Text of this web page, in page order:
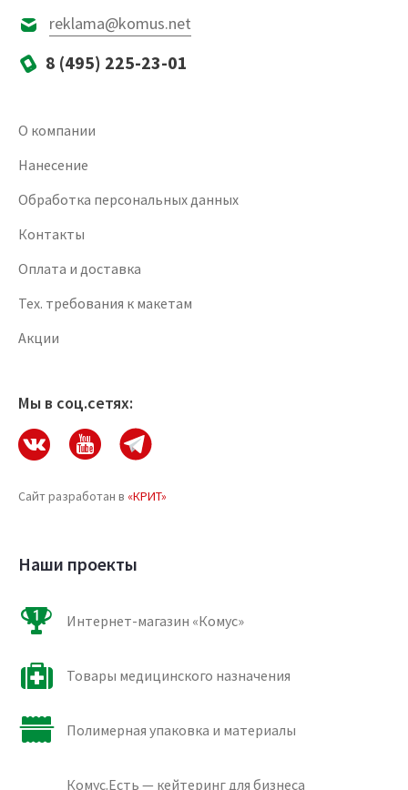
reklama@komus.net
8 (495) 225-23-01
О компании
Нанесение
Обработка персональных данных
Контакты
Оплата и доставка
Тех. требования к макетам
Акции
Мы в соц.сетях:
Сайт разработан в «КРИТ»
Наши проекты
Интернет-магазин «Комус»
Товары медицинского назначения
Полимерная упаковка и материалы
Комус.Есть — кейтеринг для бизнеса